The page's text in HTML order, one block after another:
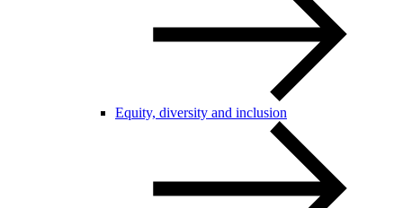
Equity, diversity and inclusion